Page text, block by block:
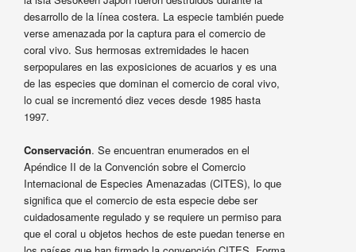
desarrollo de la línea costera. La especie también puede
verse amenazada por la captura para el comercio de
coral vivo. Sus hermosas extremidades le hacen
serpopulares en las exposiciones de acuarios y es una
de las especies que dominan el comercio de coral vivo,
lo cual se incrementó diez veces desde 1985 hasta
1997.
Conservación. Se encuentran enumerados en el
Apéndice II de la Convención sobre el Comercio
Internacional de Especies Amenazadas (CITES), lo que
significa que el comercio de esta especie debe ser
cuidadosamente regulado y se requiere un permiso para
que el coral u objetos hechos de este puedan tenerse en